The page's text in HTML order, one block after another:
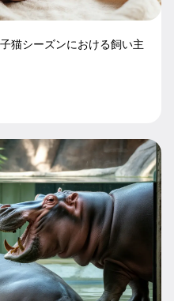
猫シーズンにおける飼い主